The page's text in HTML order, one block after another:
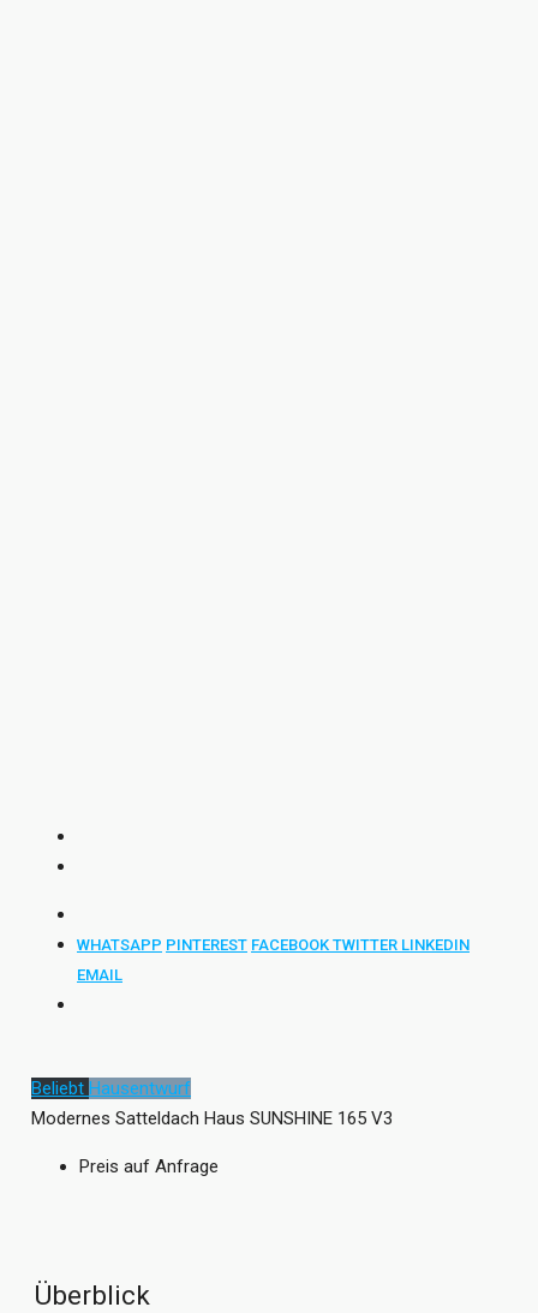
WHATSAPP PINTEREST FACEBOOK TWITTER LINKEDIN
EMAIL
Beliebt Hausentwurf
Modernes Satteldach Haus SUNSHINE 165 V3
Preis auf Anfrage
Überblick